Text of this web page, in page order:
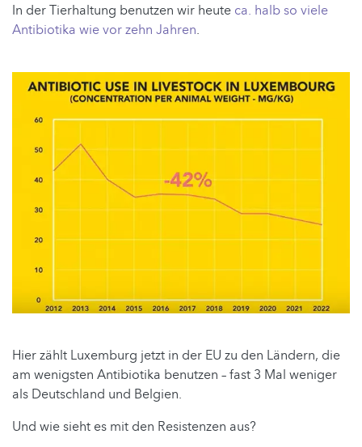
In der Tierhaltung benutzen wir heute ca. halb so viele
Antibiotika wie vor zehn Jahren.
Hier zählt Luxemburg jetzt in der EU zu den Ländern, die
am wenigsten Antibiotika benutzen – fast 3 Mal weniger
als Deutschland und Belgien.
Und wie sieht es mit den Resistenzen aus?